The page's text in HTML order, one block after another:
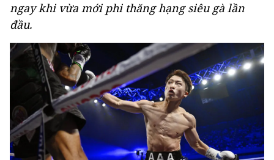
ngay khi vừa mới phi thăng hạng siêu gà lần
đầu.